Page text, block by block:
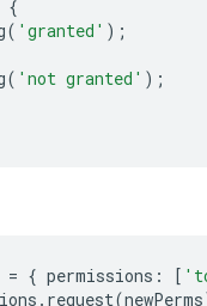
{
( 'granted' );
( 'not granted' );
= { permissions : [
. request(newPerms